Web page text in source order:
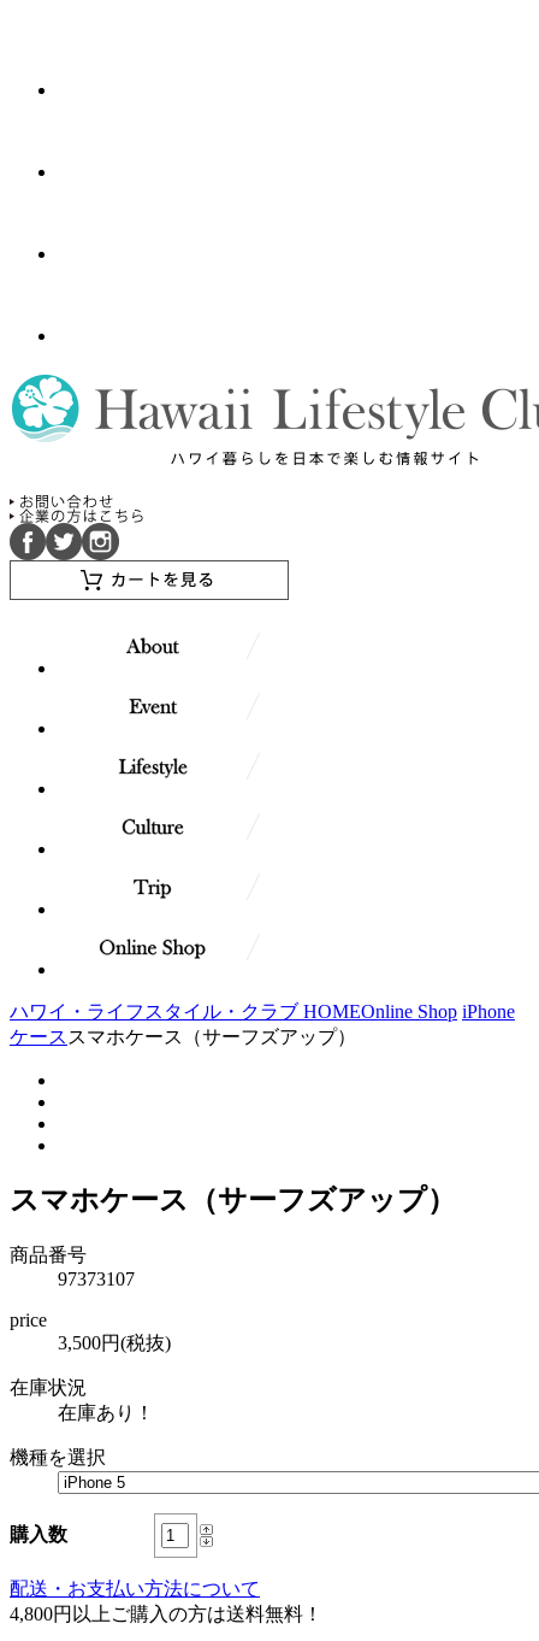
ハワイ・ライフスタイル・クラブ HOMEOnline Shop iPhone
ケース スマホケース（サーフズアップ）
スマホケース（サーフズアップ）
商品番号
97373107
price
3,500円(税抜)
在庫状況
在庫あり！
機種を選択
購入数
配送・お支払い方法について
4,800円以上ご購入の方は送料無料！